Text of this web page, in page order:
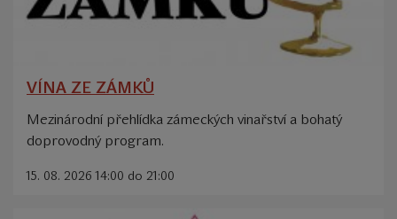
VÍNA ZE ZÁMKŮ
Mezinárodní přehlídka zámeckých vinařství a bohatý
doprovodný program.
15. 08. 2026 14:00 do 21:00